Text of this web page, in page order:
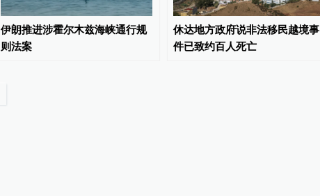
伊朗推进涉霍尔木兹海峡通行规
则法案
休达地方政府说非法移民越境事
件已致约百人死亡